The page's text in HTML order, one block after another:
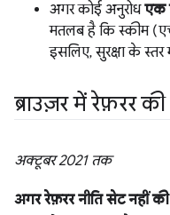
अगर कोई अनुरोधएक
मतलब है कि स्कीम
इसलिए, सुरक्षा के स्तर
ब्राउज़र में रेफ़रर की
अक्टूबर 2021 तक
अगर रेफ़रर नीति सेट नहीं